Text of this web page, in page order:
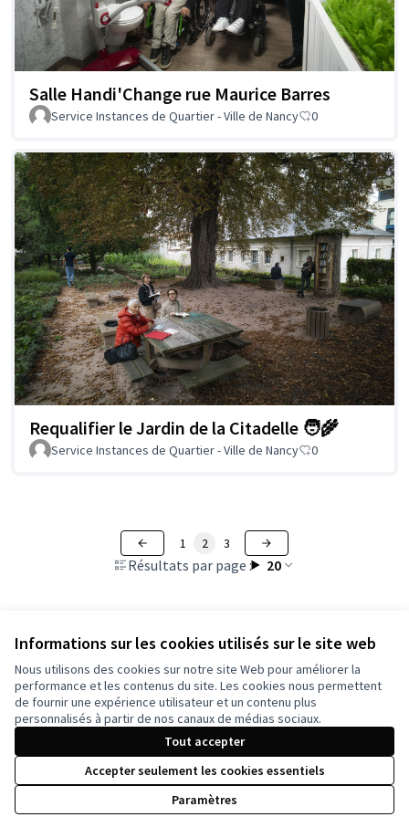
Informations sur les cookies utilisés sur le site web
Nous utilisons des cookies sur notre site Web pour améliorer la
performance et les contenus du site. Les cookies nous permettent
de fournir une expérience utilisateur et un contenu plus
personnalisés à partir de nos canaux de médias sociaux.
Tout accepter
Accepter seulement les cookies essentiels
Paramètres
Salle Handi'Change rue Maurice Barres
Service Instances de Quartier - Ville de Nancy 0
Requalifier le Jardin de la Citadelle 🧑‍🌾
Service Instances de Quartier - Ville de Nancy 0
Résultats par page : 20
1 2 3
Voir toutes les propositions retirées
Conditions d'utilisation
Paramètres des cookies
Site réalisé grâce aulogiciel libre Decidim .
Licence
(Lien